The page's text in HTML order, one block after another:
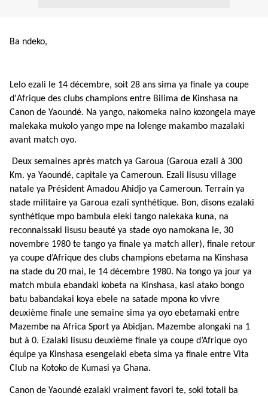
Ba ndeko,
Lelo ezali le 14 décembre, soit 28 ans sima ya finale ya coupe
d'Afrique des clubs champions entre Bilima de Kinshasa na
Canon de Yaoundé. Na yango, nakomeka naino kozongela maye
malekaka mukolo yango mpe na lolenge makambo mazalaki
avant match oyo.
Deux semaines après match ya Garoua (Garoua ezali à 300
Km. ya Yaoundé, capitale ya Cameroun. Ezali lisusu village
natale ya Président Amadou Ahidjo ya Cameroun. Terrain ya
stade militaire ya Garoua ezali synthétique. Bon, disons ezalaki
synthétique mpo bambula eleki tango nalekaka kuna, na
reconnaissaki lisusu beauté ya stade oyo namokana le, 30
novembre 1980 te tango ya finale ya match aller), finale retour
ya coupe d’Afrique des clubs champions ebetama na Kinshasa
na stade du 20 mai, le 14 décembre 1980. Na tongo ya jour ya
match mbula ebandaki kobeta na Kinshasa, kasi atako bongo
batu babandakai koya ebele na satade mpona ko vivre
deuxième finale une semaine sima ya oyo ebetamaki entre
Mazembe na Africa Sport ya Abidjan. Mazembe alongaki na 1
but à 0. Ezalaki lisusu deuxième finale ya coupe d’Afrique oyo
équipe ya Kinshasa esengelaki ebeta sima ya finale entre Vita
Club na Kotoko de Kumasi ya Ghana.
Canon de Yaoundé ezalaki vraiment favori te, soki totali ba